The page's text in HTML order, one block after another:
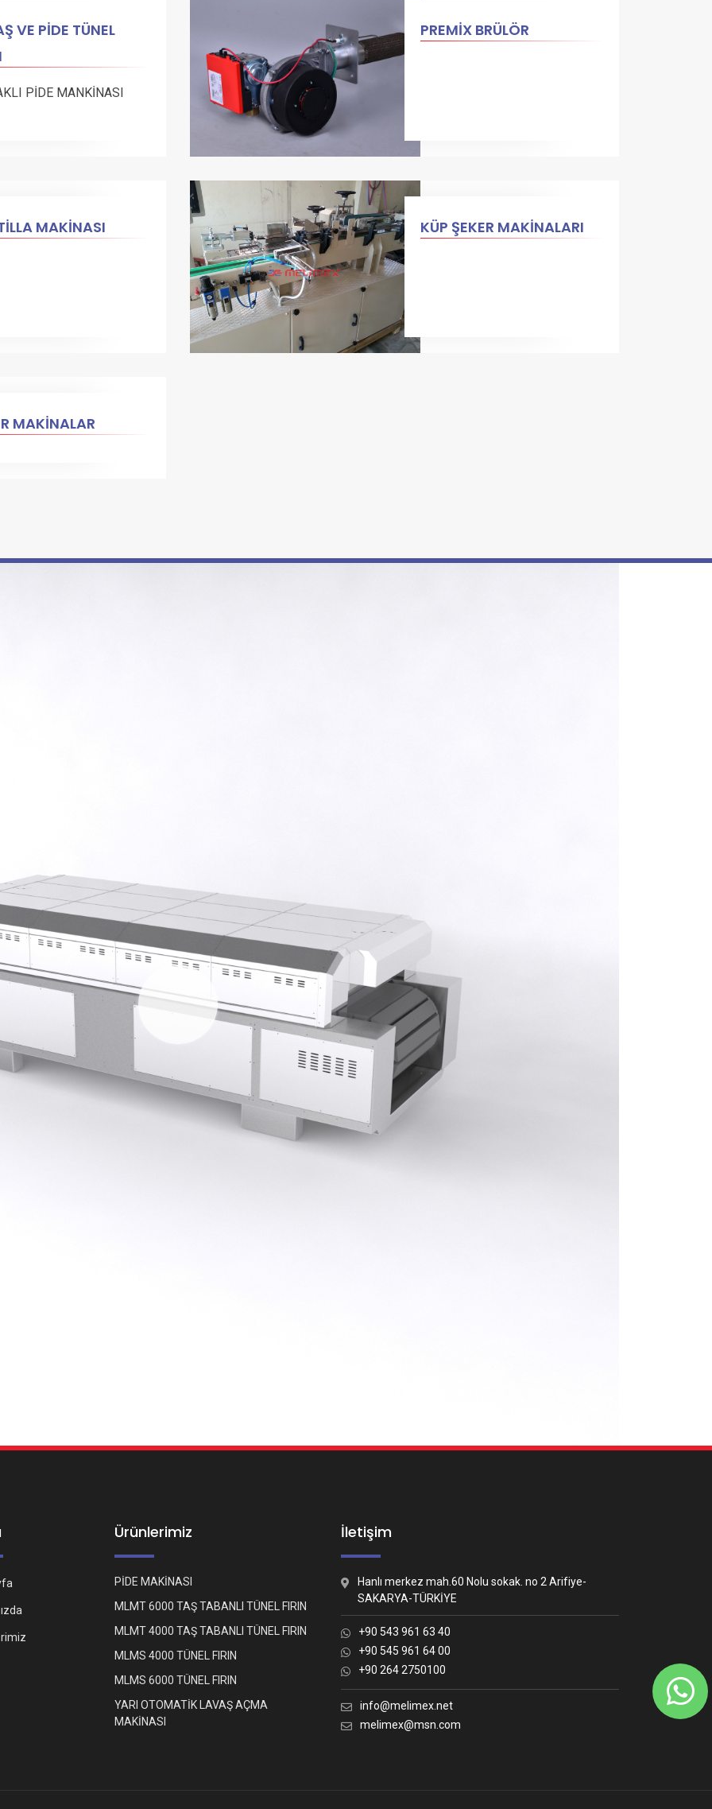
VE PİDE TÜNEL
PİDE MANKİNASI
PREMİX BRÜLÖR
MAKİNASI KÜP ŞEKER MAKİNALARI
MAKİNALAR
Ürünlerimiz
PİDE MAKİNASI
MLMT 6000 TAŞ TABANLI TÜNEL FIRIN
MLMT 4000 TAŞ TABANLI TÜNEL FIRIN
MLMS 4000 TÜNEL FIRIN
MLMS 6000 TÜNEL FIRIN
YARI OTOMATİK LAVAŞ AÇMA
MAKİNASI
İletişim
Hanlı merkez mah.60 Nolu sokak. no 2 Arifiye-
SAKARYA-TÜRKİYE
+90 543 961 63 40
+90 545 961 64 00
+90 264 2750100
info@melimex.net
melimex@msn.com